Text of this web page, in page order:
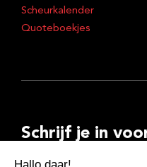
Scheurkalender
Quoteboekjes
Schrijf je in